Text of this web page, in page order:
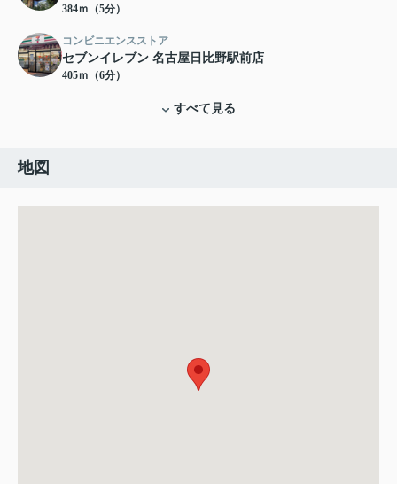
384ｍ（5分）
コンビニエンスストア
セブンイレブン 名古屋日比野駅前店
405ｍ（6分）
すべて見る
地図